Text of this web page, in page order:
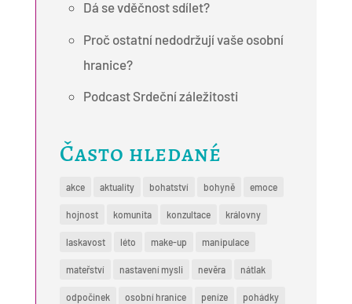
Dá se vděčnost sdílet?
Proč ostatní nedodržují vaše osobní
hranice?
Podcast Srdeční záležitosti
Často hledané
akce aktuality bohatství bohyně emoce
hojnost komunita konzultace královny
laskavost léto make-up manipulace
mateřství nastavení mysli nevěra nátlak
odpočinek osobní hranice peníze pohádky